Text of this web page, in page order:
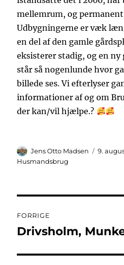
mellemrum, og
Udbygningerne er væk
en del af den gamle
eksisterer stadig, og en
står sånogenlunde hvor
billede ses. Vi efterlyser
informationer af og om
der kan/vil hjælpe.?
Forfatter
Jens Otto Madsen Udgivet
9.
Husmandsbrug
FORRIGE
Forrige
Drivsholm,